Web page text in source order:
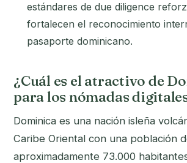
estándares de due diligence
fortalecen el reconocimiento
pasaporte dominicano.
¿Cuál es el atractivo de
para los nómadas
Dominica es una nación isleña
Caribe Oriental con una población
aproximadamente 73.000